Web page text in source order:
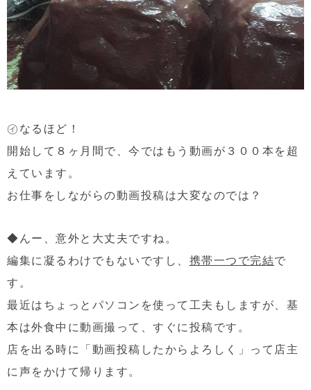
㋑なるほど！
開始して８ヶ月間で、今ではもう動画が３００本を超
えています。
お仕事をしながらの動画投稿は大変なのでは？
◆んー、意外と大丈夫ですね。
編集に凝るわけでもないですし、 携帯一つで完結で
す。
最近はちょっとパソコンを使って工夫もしますが、基
本は外食中に動画撮って、すぐに投稿です。
店を出る時に「動画投稿したからよろしく」って店主
に声をかけて帰ります。